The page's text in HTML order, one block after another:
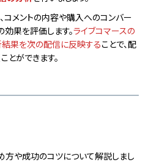
メントの内容や購入へのコンバー
効果を評価します。ライブコマースの
果を次の配信に反映することで、配
とができます。
方や成功のコツについて解説しまし